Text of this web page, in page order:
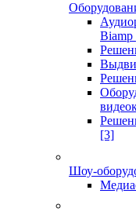
Biamp
[3]
Шоу-